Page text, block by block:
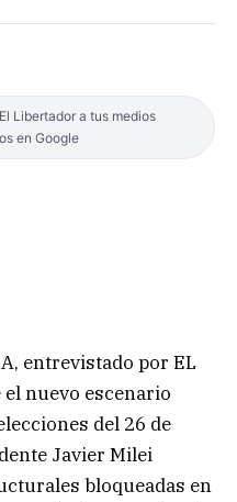
Libertador a tus medios
en Google
entrevistado por EL
el nuevo escenario
del 26 de
Javier Milei
bloqueadas en